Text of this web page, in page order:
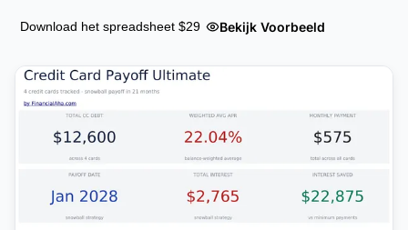
Download het spreadsheet $29 Bekijk Voorbeeld